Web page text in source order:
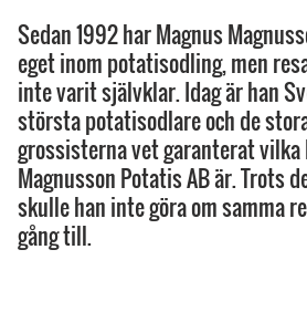
Sedan 1992 har Magnus
eget inom potatisodling, men
inte varit självklar. Idag är han
största potatisodlare och de
grossisterna vet garanterat vilka
Magnusson Potatis AB är. Trots
skulle han inte göra om samma
gång till.